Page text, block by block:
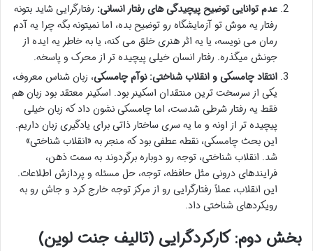
عدم توانایی توضیح پیچیدگی های رفتار انسانی: رفتارگرایی شاید بتونه
رفتار یه موش تو آزمایشگاه رو توضیح بده، اما نمیتونه بگه چرا یه آدم
رمان می نویسه، یا یه اثر هنری خلق می کنه، یا به خاطر یه ایده از
جونش میگذره. رفتار انسان خیلی پیچیده تر از محرک و پاسخه.
انتقاد چامسکی و انقلاب شناختی: نوآم چامسکی، زبان شناس معروف،
یکی از سرسخت ترین منتقدان اسکینر بود. اسکینر معتقد بود زبان هم
فقط یه رفتار شرطی شدست، اما چامسکی نشون داد که زبان خیلی
پیچیده تر از اونه و ما یه سری ساختار ذاتی برای یادگیری زبان داریم.
این بحث چامسکی، نقطه عطفی بود که منجر به «انقلاب شناختی»
شد. انقلاب شناختی، توجه رو دوباره برگردوند به سمت ذهن،
فرایندهای درونی مثل حافظه، توجه، حل مسئله و پردازش اطلاعات.
این انقلاب، عملاً رفتارگرایی رو از مرکز توجه خارج کرد و جاش رو به
رویکردهای شناختی داد.
بخش دوم: کارکردگرایی (تالیف جنت لوین)